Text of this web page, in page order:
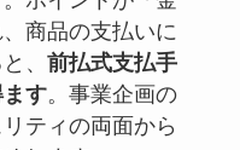
商品の支払いに
、 前払式支払手
す。事業企画の
ティの両面から